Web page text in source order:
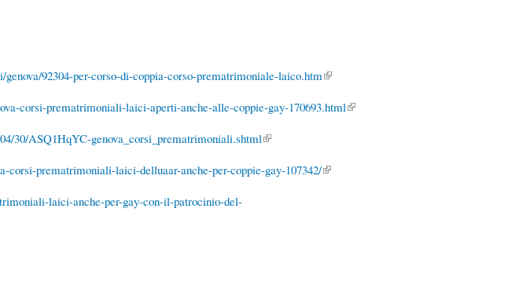
92304-per-corso-di-coppia-corso-prematrimoniale-laico.htm(link is
corsi-prematrimoniali-laici-aperti-anche-alle-coppie-gay-170693.html(link is
30/ASQ1HqYC-genova_corsi_prematrimoniali.shtml(link is external)
corsi-prematrimoniali-laici-delluaar-anche-per-coppie-gay-107342/(link is
laici-anche-per-gay-con-il-patrocinio-del-